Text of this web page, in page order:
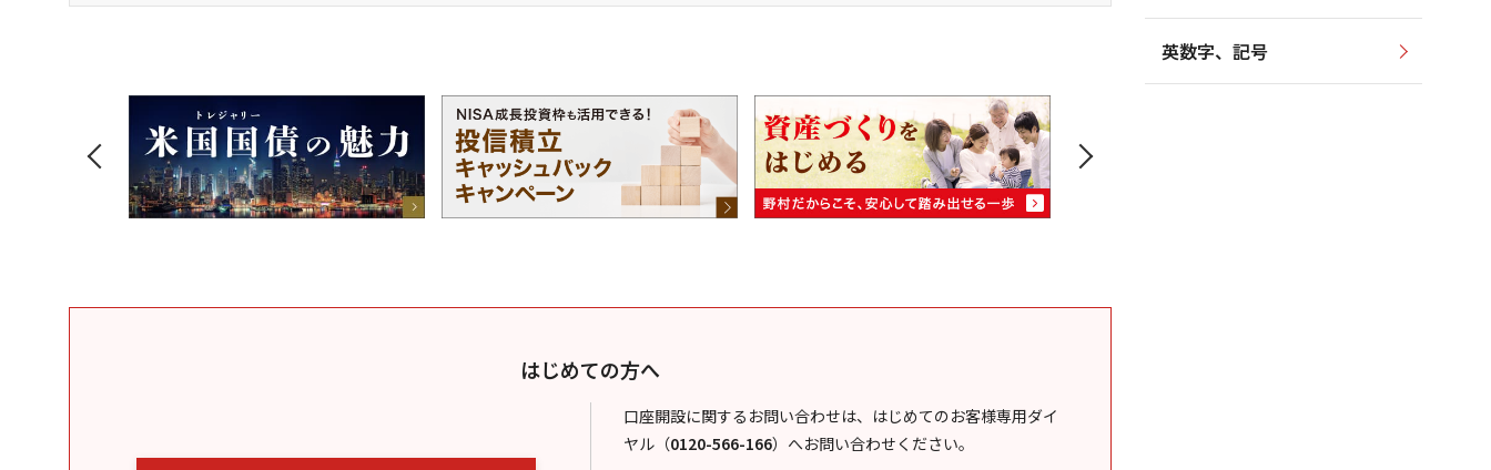
はじめての方へ
口座開設に関するお問い合わせは、はじめてのお客様専用ダイ
ヤル （0120-566-166） へお問い合わせください。
英数字、記号